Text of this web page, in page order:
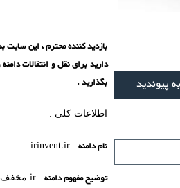
بگذارید .
اطلاعات کلی :
نام دامنه:
irinvent.ir
توضیح مفهوم دامنه:
irمخفف